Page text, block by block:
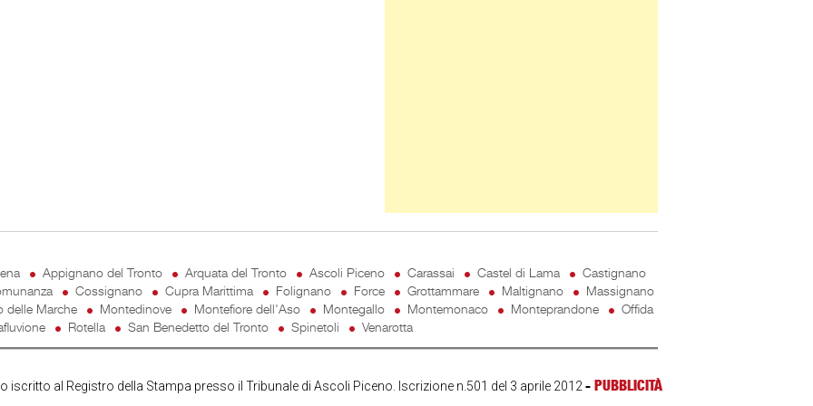
Appignano del Tronto Arquata del Tronto Ascoli Piceno Carassai Castel di Lama
Castignano
Cossignano Cupra Marittima Folignano Force Grottammare Maltignano
Massignano
delle Marche
Montedinove Montefiore dell'Aso Montegallo Montemonaco Monteprandone
Offida
Rotella San Benedetto del Tronto Spinetoli Venarotta
iscritto al Registro della Stampa presso il Tribunale di Ascoli Piceno. Iscrizione n.501 del 3 aprile 2012- PUBBLICITÀ